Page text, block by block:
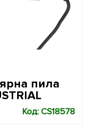
пила
Код: CS18578